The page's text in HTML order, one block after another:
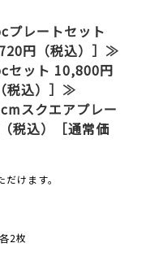
レートセット
円（税込）］≫
セット 10,800円
税込）］≫
スクエアプレー
税込）［通常価
けます。
2枚